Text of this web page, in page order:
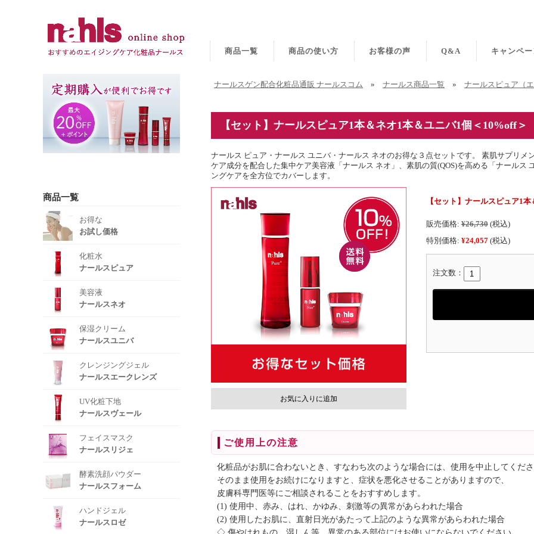
商品一覧 商品の使い方 お客様の声 Q&A キャンペー
商品一覧
お得な
お試し価格
化粧水
ナールスピュア
美容液
ナールスネオ
保湿クリーム
ナールスユニバ
クレンジングジェル
ナールスエークレンズ
UV化粧下地
ナールスヴェール
フェイスマスク
ナールスリジェ
酵素洗顔パウダー
ナールスフォーム
ハンドジェル
ナールスロゼ
ナールスゲン配合化粧品通販 ナールスコム » ナールス商品一覧 » ナールスピュア（
【セット】ナールスピュア1本＆ネオ1本＆ユニバ1個＜10%off＞
ナールス ピュア・ナールス ユニバ・ナールス ネオのお得な３点セットです。 素肌サプリメ
ケア成分を配合した集中ケア美容液「ナールス ネオ」、素肌の質(QOS)を高める「ナールス
ングケアを全方位でカバーします。
お気に入りに追加
【セット】ナールスピュア1
販売価格: ¥26,730 (税込)
特別価格: ¥24,057 (税込)
注文数：
ご使用上の注意
化粧品がお肌に合わないとき、すなわち次のような場合には、使用を中止してくださ
そのまま使用をお続けになりますと、症状を悪化させることがありますので、
皮膚科専門医等にご相談されることをおすすめします。
(1) 使用中、赤み、はれ、かゆみ、刺激等の異常があらわれた場合
(2) 使用したお肌に、直射日光があたって上記のような異常があらわれた場合